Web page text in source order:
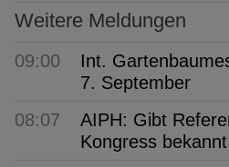
Weitere Meldungen
09:00
Int.
7. September
08:07
AIPH: Gibt
Kongress bekannt